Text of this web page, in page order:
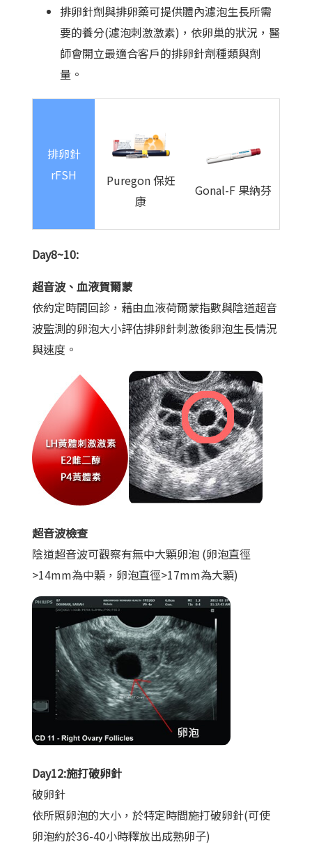
排卵針劑與排卵藥可提供體內濾泡生長所需
要的養分(濾泡刺激激素)，依卵巢的狀況，醫
師會開立最適合客戶的排卵針劑種類與劑
量。
排卵針
rFSH
Puregon 保妊
康
Gonal-F 果納芬
Day8~10:
超音波、血液賀爾蒙
依約定時間回診，藉由血液荷爾蒙指數與陰道超音
波監測的卵泡大小評估排卵針刺激後卵泡生長情況
與速度。
超音波檢查
陰道超音波可觀察有無中大顆卵泡 (卵泡直徑
>14mm為中顆，卵泡直徑>17mm為大顆)
Day12:施打破卵針
破卵針
依所照卵泡的大小，於特定時間施打破卵針(可使
卵泡約於36-40小時釋放出成熟卵子)